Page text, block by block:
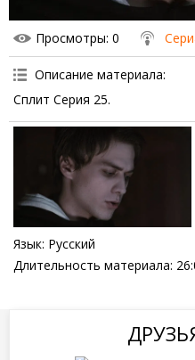
Просмотры: 0
Описание материала:
Сплит Серия 25.
Язык: Русский
Длительность материала: